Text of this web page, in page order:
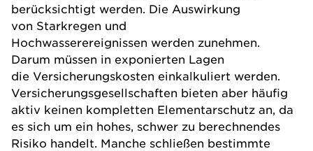
berücksichtigt werden. Die Auswirkung
von Starkregen und
Hochwasserereignissen werden zunehmen.
Darum müssen in exponierten Lagen
die Versicherungskosten einkalkuliert werden.
Versicherungsgesellschaften bieten aber häufig
aktiv keinen kompletten Elementarschutz an, da
es sich um ein hohes, schwer zu berechnendes
Risiko handelt. Manche schließen bestimmte